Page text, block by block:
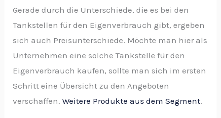
Gerade durch die Unterschiede, die es bei den
Tankstellen für den Eigenverbrauch gibt, ergeben
sich auch Preisunterschiede. Möchte man hier als
Unternehmen eine solche Tankstelle für den
Eigenverbrauch kaufen, sollte man sich im ersten
Schritt eine Übersicht zu den Angeboten
verschaffen.Weitere Produkte aus dem Segment.